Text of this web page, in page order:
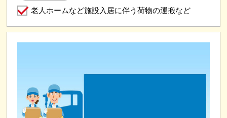
老人ホームなど施設入居に伴う荷物の運搬など